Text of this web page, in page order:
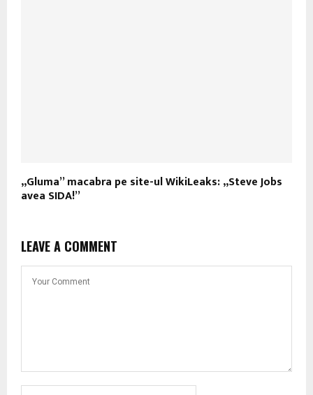
„Gluma” macabra pe site-ul WikiLeaks: „Steve Jobs
avea SIDA!”
LEAVE A COMMENT